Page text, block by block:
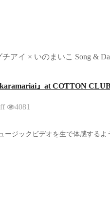
YOH UENO
チアイ × いのまいこ Song &
』at COTTON
4081
ジックビデオを生で体感するよ